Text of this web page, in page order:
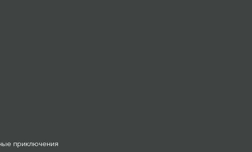
приключения